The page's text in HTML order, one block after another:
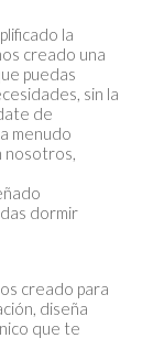
la
creado una
puedas
sin la
de
menudo
nosotros,
dormir
creado para
diseña
que te